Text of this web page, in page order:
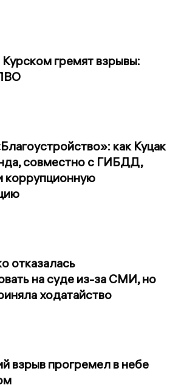
гремят взрывы:
как Куцак
совместно с ГИБДД,
коррупционную
отказалась
на суде из-за СМИ, но
ходатайство
взрыв прогремел в небе